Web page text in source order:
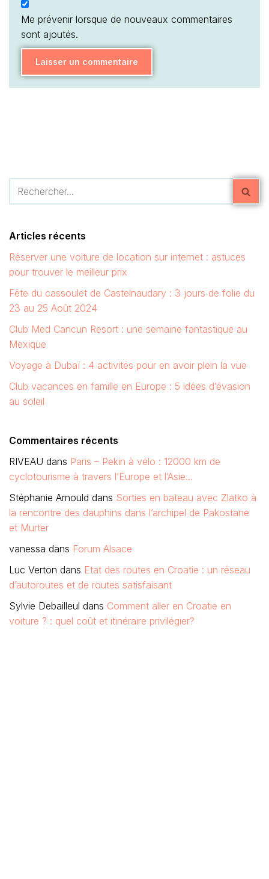
Me prévenir lorsque de nouveaux commentaires
sont ajoutés.
Articles récents
Réserver une voiture de location sur internet : astuces
pour trouver le meilleur prix
Fête du cassoulet de Castelnaudary : 3 jours de folie du
23 au 25 Août 2024
Club Med Cancun Resort : une semaine fantastique au
Mexique
Voyage à Dubaï : 4 activités pour en avoir plein la vue
Club vacances en famille en Europe : 5 idées d’évasion
au soleil
Commentaires récents
RIVEAU dans Paris – Pekin à vélo : 12000 km de
cyclotourisme à travers l’Europe et l’Asie…
Stéphanie Arnould dans Sorties en bateau avec Zlatko à
la rencontre des dauphins dans l’archipel de Pakostane
et Murter
vanessa dans Forum Alsace
Luc Verton dans Etat des routes en Croatie : un réseau
d’autoroutes et de routes satisfaisant
Sylvie Debailleul dans Comment aller en Croatie en
voiture ? : quel coût et itinéraire privilégier?